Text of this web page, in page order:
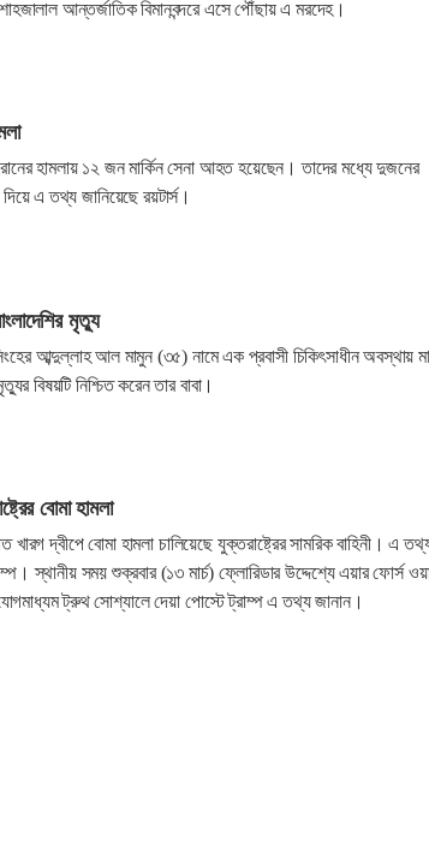
আন্তর্জাতিক বিমানবন্দরে এসে পৌঁছায় এ মরদেহ।
হামলায় ১২ জন মার্কিন সেনা আহত হয়েছেন। তাদের মধ্যে দুজনের
এ তথ্য জানিয়েছে রয়টার্স।
মৃত্যু
আব্দুল্লাহ আল মামুন (৩৫) নামে এক প্রবাসী চিকিৎসাধীন অবস্থায়
বিষয়টি নিশ্চিত করেন তার বাবা।
বোমা হামলা
দ্বীপে বোমা হামলা চালিয়েছে যুক্তরাষ্ট্রের সামরিক বাহিনী। এ
স্থানীয় সময় শুক্রবার (১৩ মার্চ) ফ্লোরিডার উদ্দেশ্যে এয়ার ফোর্স
ট্রুথ সোশ্যালে দেয়া পোস্টে ট্রাম্প এ তথ্য জানান।